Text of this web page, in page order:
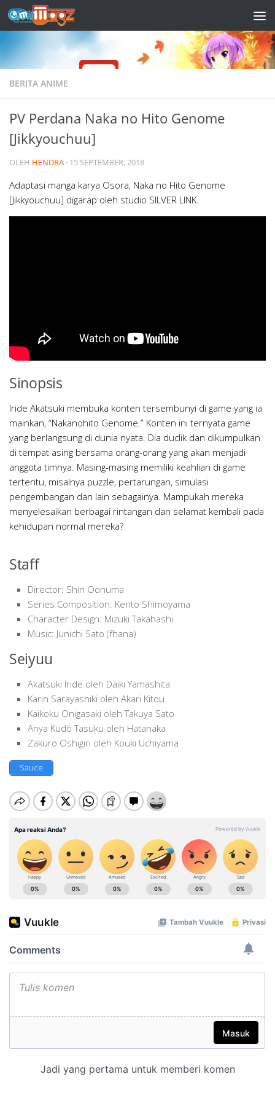
Skip to content
BERITA ANIME
PV Perdana Naka no Hito Genome
[Jikkyouchuu]
OLEH HENDRA · 15 SEPTEMBER, 2018
Adaptasi manga karya Osora, Naka no Hito Genome
[Jikkyouchuu] digarap oleh studio SILVER LINK.
Sinopsis
Iride Akatsuki membuka konten tersembunyi di game yang ia
mainkan, “Nakanohito Genome.” Konten ini ternyata game
yang berlangsung di dunia nyata. Dia duclik dan dikumpulkan
di tempat asing bersama orang-orang yang akan menjadi
anggota timnya. Masing-masing memiliki keahlian di game
tertentu, misalnya puzzle, pertarungan, simulasi
pengembangan dan lain sebagainya. Mampukah mereka
menyelesaikan berbagai rintangan dan selamat kembali pada
kehidupan normal mereka?
Staff
Director: Shin Oonuma
Series Composition: Kento Shimoyama
Character Design: Mizuki Takahashi
Music: Junichi Sato (fhana)
Seiyuu
Akatsuki Iride oleh Daiki Yamashita
Karin Sarayashiki oleh Akari Kitou
Kaikoku Onigasaki oleh Takuya Sato
Anya Kudō Tasuku oleh Hatanaka
Zakuro Oshigiri oleh Kouki Uchiyama
Sauce